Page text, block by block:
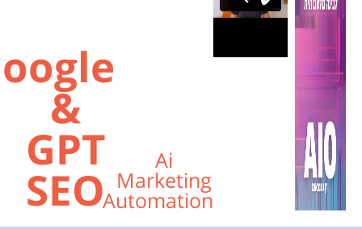
Google
&
GPT
SEO Marketing
Automation